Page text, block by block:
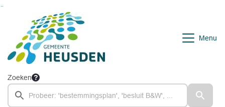
Ga naar de inhoud van deze pagina
Ga naar het zoeken
Ga naar het menu
Menu
Zoeken